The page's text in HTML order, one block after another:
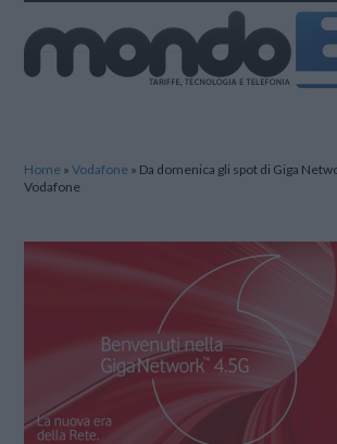
Home »Vodafone » Da domenica gli spot di Giga
Vodafone